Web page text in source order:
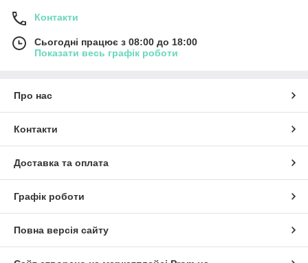
Контакти
Сьогодні працює з 08:00 до 18:00
Показати весь графік роботи
Про нас
Контакти
Доставка та оплата
Графік роботи
Повна версія сайту